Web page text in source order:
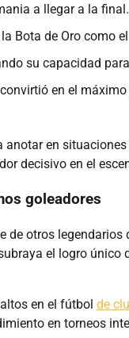
a llegar a la final.
Bota de Oro como
su capacidad
en el
en
decisivo en el
goleadores
otros
el logro único
en el fútbol de
en torneos